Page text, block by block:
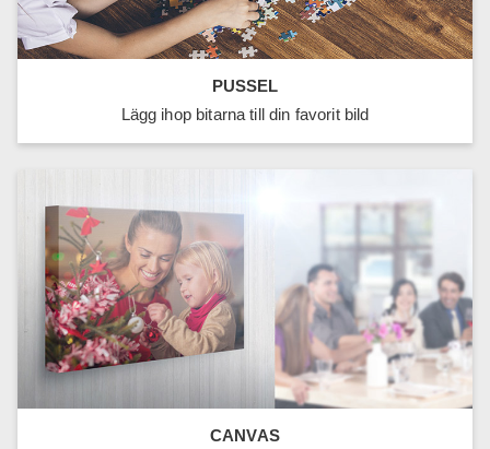
PUSSEL
Lägg ihop bitarna till din favorit bild
CANVAS